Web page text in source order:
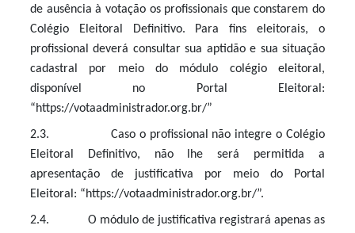
de ausência à votação os profissionais que constarem do
Colégio Eleitoral Definitivo. Para fins eleitorais, o
profissional deverá consultar sua aptidão e sua situação
cadastral por meio do módulo colégio eleitoral,
disponível no Portal Eleitoral:
“https://votaadministrador.org.br/”
2.3. Caso o profissional não integre o Colégio
Eleitoral Definitivo, não lhe será permitida a
apresentação de justificativa por meio do Portal
Eleitoral: “https://votaadministrador.org.br/”.
2.4. O módulo de justificativa registrará apenas as